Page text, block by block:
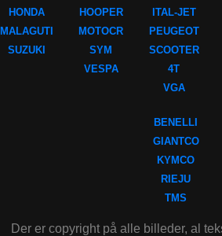
HONDA
MALAGUTI
SUZUKI
HOOPER
MOTOCR
SYM
VESPA
ITAL-JET
PEUGEOT
SCOOTER
4T
VGA
BENELLI
GIANTCO
KYMCO
RIEJU
TMS
Der er copyright på alle billeder, al